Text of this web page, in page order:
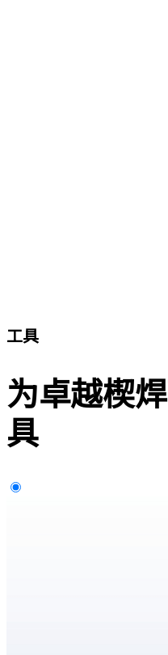
工具
为卓越楔
具